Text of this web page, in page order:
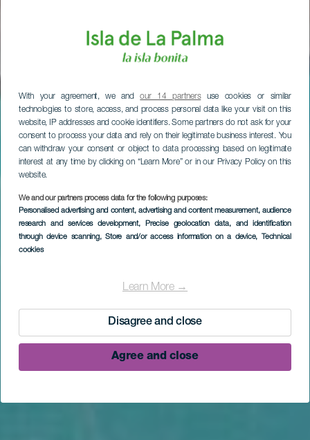
With your agreement, we andour 14 partnersuse cookies or similar
technologies to store, access, and process personal data like your visit on this
website, IP addresses and cookie identifiers. Some partners do not ask for your
consent to process your data and rely on their legitimate business interest. You
can withdraw your consent or object to data processing based on legitimate
interest at any time by clicking on “Learn More” or in our Privacy Policy on this
website.
We and our partners process data for the following purposes:
Personalised advertising and content, advertising and content measurement, audience
research and services development, Precise geolocation data, and identification
through device scanning, Store and/or access information on a device, Technical
cookies
Learn More →
Disagree and close
Agree and close